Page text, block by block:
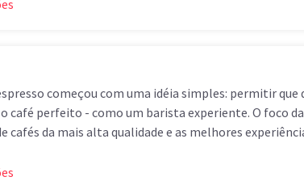
começou com uma idéia simples: permitir que
café perfeito - como um barista experiente. O foco
cafés da mais alta qualidade e as melhores